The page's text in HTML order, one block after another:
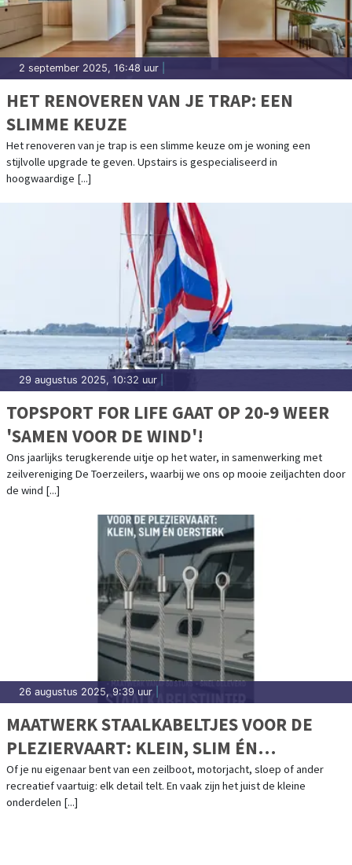
2 september 2025, 16:48 uur
HET RENOVEREN VAN JE TRAP: EEN
SLIMME KEUZE
Het renoveren van je trap is een slimme keuze om je woning een
stijlvolle upgrade te geven. Upstairs is gespecialiseerd in
hoogwaardige [...]
29 augustus 2025, 10:32 uur
TOPSPORT FOR LIFE GAAT OP 20-9 WEER
'SAMEN VOOR DE WIND'!
Ons jaarlijks terugkerende uitje op het water, in samenwerking met
zeilvereniging De Toerzeilers, waarbij we ons op mooie zeiljachten door
de wind [...]
26 augustus 2025, 9:39 uur
MAATWERK STAALKABELTJES VOOR DE
PLEZIERVAART: KLEIN, SLIM ÉN
OERSTERK
Of je nu eigenaar bent van een zeilboot, motorjacht, sloep of ander
recreatief vaartuig: elk detail telt. En vaak zijn het juist de kleine
onderdelen [...]